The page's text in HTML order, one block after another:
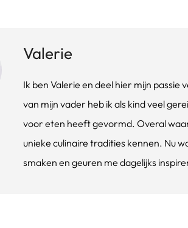
Valerie
Ik ben Valerie en deel hier mijn
van mijn vader heb ik als kind veel
voor eten heeft gevormd. Overal
unieke culinaire tradities kennen. Nu
smaken en geuren me dagelijks